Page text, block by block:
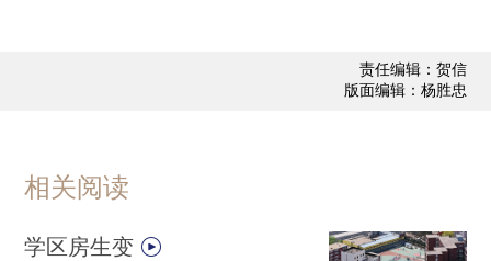
责任编辑：贺信
版面编辑：杨胜忠
相关阅读
学区房生变